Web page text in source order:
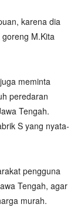
karena dia
M.Kita
meminta
peredaran
Tengah.
S yang nyata-
pengguna
Tengah, agar
murah.